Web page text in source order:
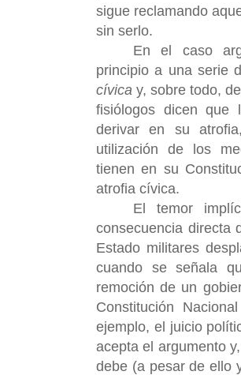
sigue reclamando
sin serlo.
En el caso
principio a una serie
cívica y, sobre todo,
fisiólogos dicen que
derivar en su
utilización de los
tienen en su
atrofia cívica.
El temor
consecuencia directa
Estado militares
cuando se señala
remoción de un
Constitución
ejemplo, el juicio
acepta el argumento
debe (a pesar de ello